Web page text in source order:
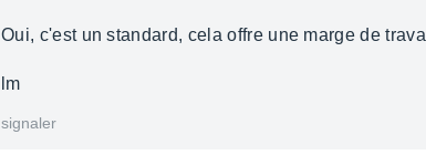
Oui, c'est un standard, cela offre une marge de
lm
signaler